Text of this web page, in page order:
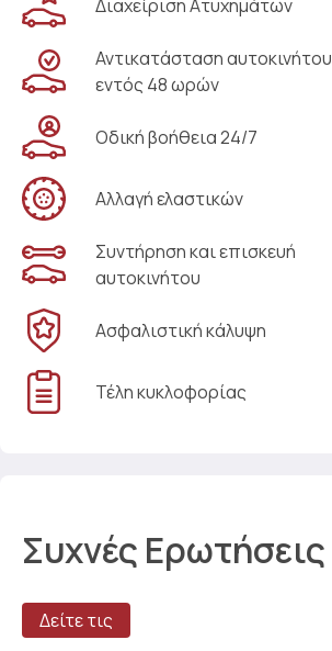
Διαχείριση Ατυχημάτων
Αντικατάσταση αυτοκινήτου
εντός 48 ωρών
Οδική βοήθεια 24/7
Αλλαγή ελαστικών
Συντήρηση και επισκευή
αυτοκινήτου
Ασφαλιστική κάλυψη
Τέλη κυκλοφορίας
Συχνές Ερωτήσεις
Δείτε τις